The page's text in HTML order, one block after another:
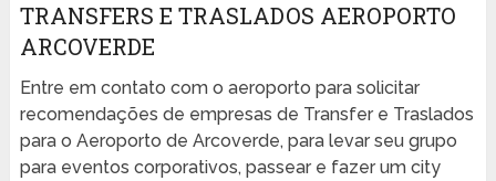
TRANSFERS E TRASLADOS AEROPORTO
ARCOVERDE
Entre em contato com o aeroporto para solicitar
recomendações de empresas de Transfer e Traslados
para o Aeroporto de Arcoverde, para levar seu grupo
para eventos corporativos, passear e fazer um city